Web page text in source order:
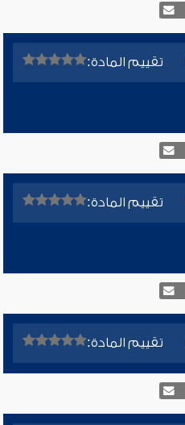
تقييم المادة:
تقييم المادة:
تقييم المادة: